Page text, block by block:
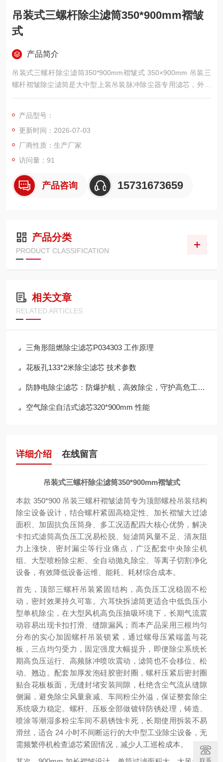
吊装式三螺杆除尘滤筒350*900mm褶皱
式
产品简介
吊装式三螺杆除尘滤筒350*900mm褶皱式 350×900mm 吊装三
螺杆褶皱除尘滤筒是大中型上装吊装脉冲除尘器专用滤芯，外径
350mm、筒身高度 900mm，顶部采用三根固定螺杆吊装锁紧结
可搭配普通聚酯、PTFE 覆膜、防静电、阻燃多种滤材；筒身双
层镀锌支撑网加固，聚氨酯一体密封端盖搭配加厚硅胶密封圈，
密封不漏尘。单支过滤面积充足。
产品型号：
更新时间：2026-07-03
厂商性质：生产厂家
访问量：91
产品咨询 15731673659
产品分类
PRODUCT CLASSIFICATION
相关文章
RELATED ARTICLES
三角形阻燃除尘滤芯P034303 工作原理
花板孔133*2米除尘滤芯 技术参数
防静电除尘滤芯：防爆护航，高效除尘，守护高危工况安全
空气除尘自洁式滤芯320*900mm 性能
详细介绍 在线留言
吊装式三螺杆除尘滤筒350*900mm褶皱式
本款 350*900 吊装三螺杆褶皱滤筒专为顶部螺栓吊装结构
除尘设备设计，结合螺杆紧固高稳定性、加长褶皱大过滤
面积、加固抗负压筒身、多工况适配四大核心优势，解决
卡扣式滤筒高负压工况易松脱、短滤筒风量不足、清灰阻
力上涨快、密封漏尘等行业痛点，广泛配套中央除尘机
组、大型喷粉除尘柜、全自动抛丸除尘、等离子切割净化
设备，有效降低设备运维、能耗、耗材综合成本。
首先，顶部三螺杆吊装紧固结构，高负压工况稳固不松
动，密封效果持久可靠。六耳快拆滤筒更适合中低负压小
型单机除尘，在大型风机高负压抽吸环境下，长期气流震
动容易出现卡扣打滑、缝隙漏风；而本产品采用三根均匀
分布的实心加固螺杆吊装锁紧，通过螺母压紧端盖与花
板，三点均匀受力，固定强度大幅提升，即便除尘系统长
期高负压运行、高频脉冲喷吹震动，滤筒也不会移位、松
动、翘边。配套加厚发泡硅胶密封圈，螺杆压紧后密封圈
贴合花板板面，无缝封堵安装间隙，杜绝含尘气流从缝隙
侧漏，避免除尘风量衰减、车间粉尘外溢，保证整套除尘
系统吸力稳定。螺杆、压板全部做镀锌防锈处理，铸造、
喷涂等潮湿多粉尘车间不易锈蚀卡死，长期使用拆装不易
滑丝，适合 24 小时不间断运行的大中型工业除尘设备，无
需频繁停机检查滤芯紧固情况，减少人工巡检成本。
联系